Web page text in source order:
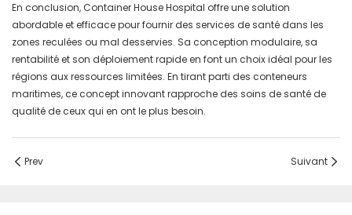
En conclusion, Container House Hospital offre une solution
abordable et efficace pour fournir des services de santé dans les
zones reculées ou mal desservies. Sa conception modulaire, sa
rentabilité et son déploiement rapide en font un choix idéal pour les
régions aux ressources limitées. En tirant parti des conteneurs
maritimes, ce concept innovant rapproche des soins de santé de
qualité de ceux qui en ont le plus besoin.
Prev Suivant